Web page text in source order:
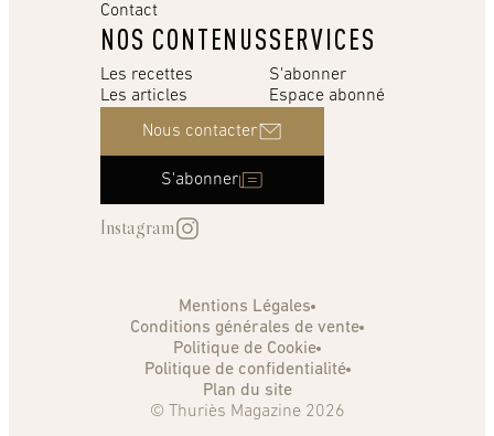
Contact
NOS CONTENUS
Les recettes
Les articles
SERVICES
S'abonner
Espace abonné
Nous contacter
S'abonner
Instagram
Mentions Légales
Conditions générales de vente
Politique de Cookie
Politique de confidentialité
Plan du site
© Thuriès Magazine 2026